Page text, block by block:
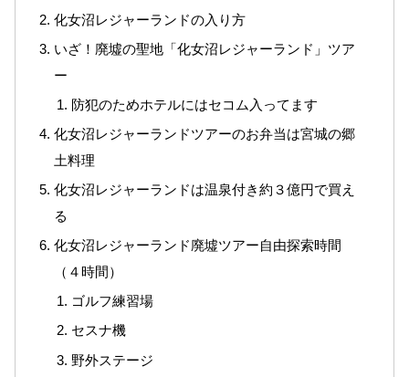
化女沼レジャーランドの入り方
いざ！廃墟の聖地「化女沼レジャーランド」ツア
ー
防犯のためホテルにはセコム入ってます
化女沼レジャーランドツアーのお弁当は宮城の郷
土料理
化女沼レジャーランドは温泉付き約３億円で買え
る
化女沼レジャーランド廃墟ツアー自由探索時間
（４時間）
ゴルフ練習場
セスナ機
野外ステージ